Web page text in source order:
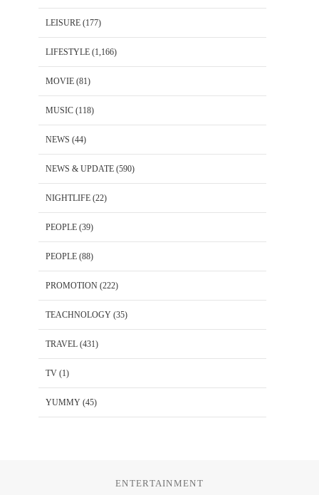
LEISURE (177)
LIFESTYLE (1,166)
MOVIE (81)
MUSIC (118)
NEWS (44)
NEWS & UPDATE (590)
NIGHTLIFE (22)
PEOPLE (39)
PEOPLE (88)
PROMOTION (222)
TEACHNOLOGY (35)
TRAVEL (431)
TV (1)
YUMMY (45)
ENTERTAINMENT